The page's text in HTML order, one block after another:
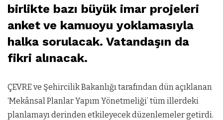
birlikte bazı büyük imar projeleri
anket ve kamuoyu yoklamasıyla
halka sorulacak. Vatandaşın da
fikri alınacak.
ÇEVRE ve Şehircilik Bakanlığı tarafından dün açıklanan
‘Mekânsal Planlar Yapım Yönetmeliği’ tüm illerdeki
planlamayı derinden etkileyecek düzenlemeler getirdi.